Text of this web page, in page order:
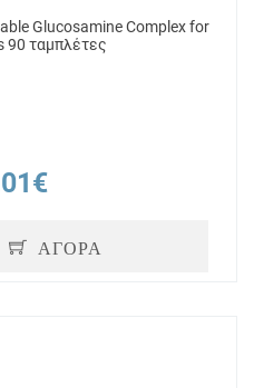
Glucosamine Complex for
90 ταμπλέτες
ΑΓΟΡΑ